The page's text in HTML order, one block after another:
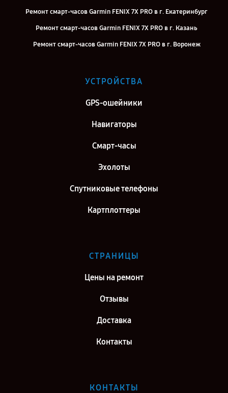
Ремонт смарт-часов Garmin FENIX 7X PRO в г. Екатеринбург
Ремонт смарт-часов Garmin FENIX 7X PRO в г. Казань
Ремонт смарт-часов Garmin FENIX 7X PRO в г. Воронеж
Ремонт смарт-часов Garmin FENIX 7X PRO в г. Самара
УСТРОЙСТВА
GPS-ошейники
Навигаторы
Смарт-часы
Эхолоты
Спутниковые телефоны
Картплоттеры
СТРАНИЦЫ
Цены на ремонт
Отзывы
Доставка
Контакты
КОНТАКТЫ